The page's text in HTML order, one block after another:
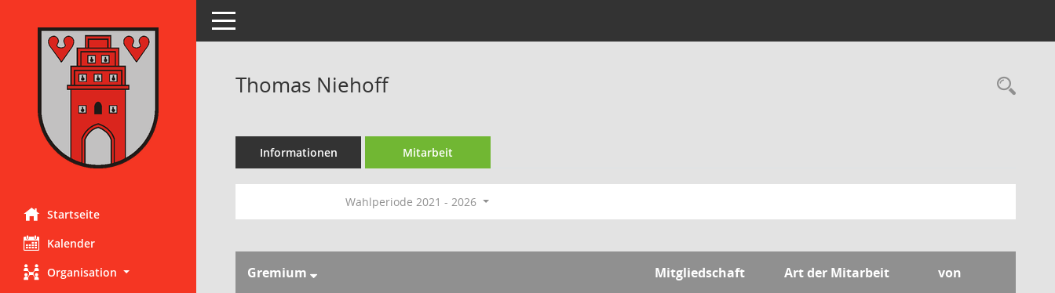
Startseite
Kalender
Organisation
Toggle navigation
Thomas Niehoff
Informationen Mitarbeit
Wahlperiode 2021 - 2026
Gremium Mitgliedschaft Art der Mitarbeit von